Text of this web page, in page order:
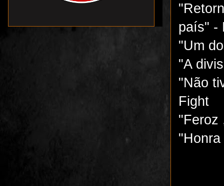
país" -
"Um
"A
"Não
Fight
"Feroz